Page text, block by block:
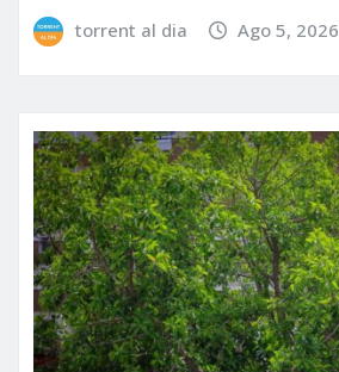
torrent al dia Ago 5, 2026